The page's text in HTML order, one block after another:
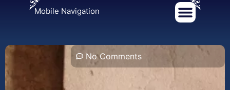
Mobile Navigation
No Comments